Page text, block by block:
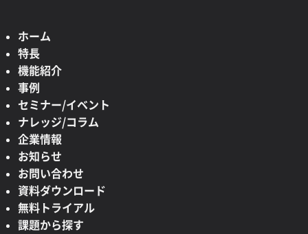
ホーム
特長
機能紹介
事例
セミナー/イベント
ナレッジ/コラム
企業情報
お知らせ
お問い合わせ
資料ダウンロード
無料トライアル
課題から探す